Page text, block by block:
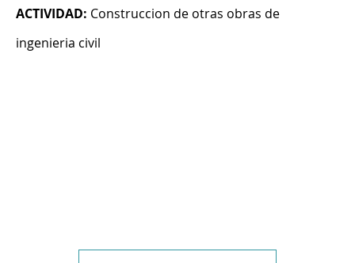
ACTIVIDAD: Construccion de otras obras de
ingenieria civil